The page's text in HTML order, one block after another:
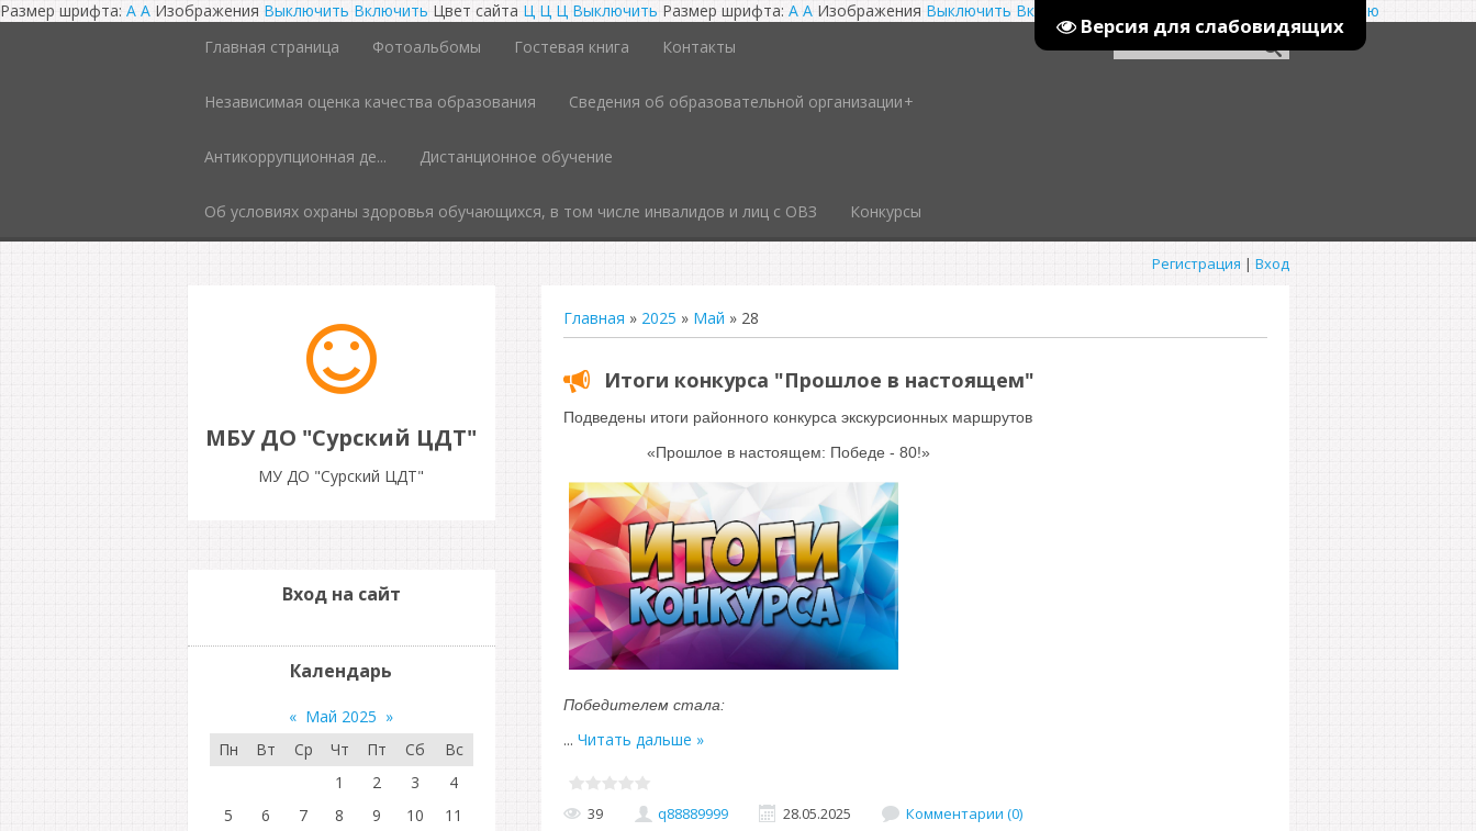
Версия для слабовидящих
Размер шрифта: A A Изображения Выключить Включить Цвет сайта Ц Ц Ц Выключить Размер шрифта: A A Изображения Выключить Включить
Выключить версию
Главная страница
Фотоальбомы Гостевая книга Контакты
Независимая оценка качества образования Сведения об образовательной организации
Антикоррупционная де... Дистанционное обучение
Об условиях охраны здоровья обучающихся, в том числе инвалидов и лиц с ОВЗ Конкурсы
Регистрация | Вход
МБУ ДО "Сурский ЦДТ"
МУ ДО "Сурский ЦДТ"
Главная » 2025 » Май » 28
Итоги конкурса "Прошлое в настоящем"
Подведены итоги районного конкурса экскурсионных маршрутов
«Прошлое в настоящем: Победе - 80!»
Победителем стала:
... Читать дальше »
39 q88889999 28.05.2025 Комментарии (0)
Вход на сайт
Календарь
« Май 2025 »
Пн
Вт Ср Чт Пт Сб
Вс
1
2 3
4
5
6 7 8 9 10
11